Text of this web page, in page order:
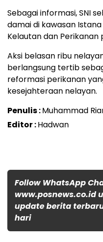
Sebagai informasi, SNI
damai di kawasan
Kelautan dan Perikanan
Aksi belasan ribu
berlangsung tertib
reformasi perikanan
kesejahteraan nelayan.
Penulis :Muhammad
Editor :Hadwan
Follow WhatsApp
www.posnews.co.id
update berita
hari